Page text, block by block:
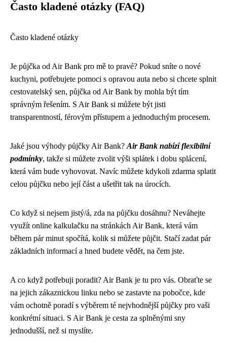
Často kladené otázky (FAQ)
Často kladené otázky
Je půjčka od Air Bank pro mě to pravé? Pokud sníte o nové
kuchyni, potřebujete pomoci s opravou auta nebo si chcete splnit
cestovatelský sen, půjčka od Air Bank by mohla být tím
správným řešením. S Air Bank si můžete být jisti
transparentností, férovým přístupem a jednoduchým procesem.
Jaké jsou výhody půjčky Air Bank? Air Bank nabízí flexibilní
podmínky, takže si můžete zvolit výši splátek i dobu splácení,
která vám bude vyhovovat. Navíc můžete kdykoli zdarma splatit
celou půjčku nebo její část a ušetřit tak na úrocích.
Co když si nejsem jistý/á, zda na půjčku dosáhnu? Neváhejte
využít online kalkulačku na stránkách Air Bank, která vám
během pár minut spočítá, kolik si můžete půjčit. Stačí zadat pár
základních informací a hned budete vědět, na čem jste.
A co když potřebuji poradit? Air Bank je tu pro vás. Obraťte se
na jejich zákaznickou linku nebo se zastavte na pobočce, kde
vám ochotně poradí s výběrem té nejvhodnější půjčky pro vaši
konkrétní situaci. S Air Bank je cesta za splněnými sny
jednodušší, než si myslíte.